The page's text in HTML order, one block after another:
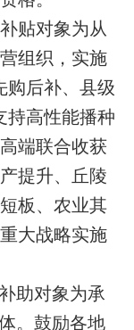
贴对象为从
组织，实施
购后补、县级
持高性能播种
端联合收获
提升、丘陵
板、农业其
大战略实施
助对象为承
。鼓励各地